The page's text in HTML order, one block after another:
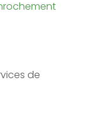
de